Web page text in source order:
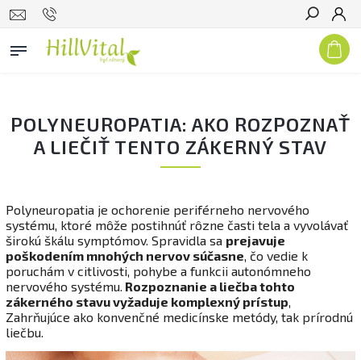
Hľadať
POLYNEUROPATIA: AKO ROZPOZNAŤ
A LIEČIŤ TENTO ZÁKERNÝ STAV
Polyneuropatia je ochorenie periférneho nervového
systému, ktoré môže postihnúť rôzne časti tela a vyvolávať
širokú škálu symptómov. Spravidla sa prejavuje
poškodením mnohých nervov súčasne, čo vedie k
poruchám v citlivosti, pohybe a funkcii autonómneho
nervového systému. Rozpoznanie a liečba tohto
zákerného stavu vyžaduje komplexný prístup,
Zahrňujúce ako konvenčné medicínske metódy, tak prírodnú
liečbu.